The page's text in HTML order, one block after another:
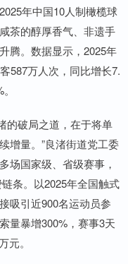
年中国10人制橄榄球
茶的醇厚香气、非遗手
腾。数据显示，2025年
587万人次，同比增长7.
的破局之道，在于将单
增量。”良渚街道党工委
场国家级、省级赛事，
条。以2025年全国触式
吸引近900名运动员参
量暴增300%，赛事3天
。